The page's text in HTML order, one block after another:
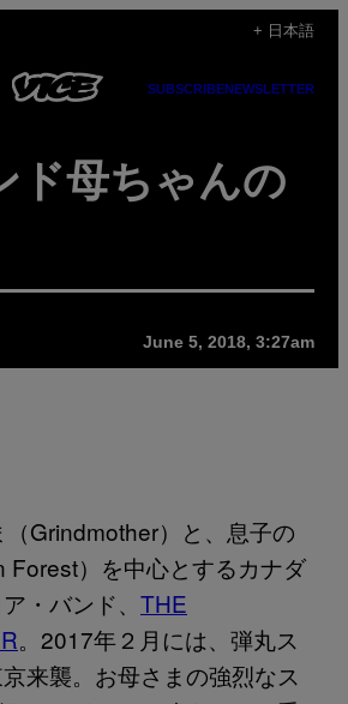
+ 日本語
SUBSCRIBENEWSLETTER
ド母ちゃんの
June 5, 2018, 3:27am
Grindmother）と、息子の
Forest）を中心とするカナダ
・バンド、 THE
。2017年２月には、弾丸ス
来襲。お母さまの強烈なス